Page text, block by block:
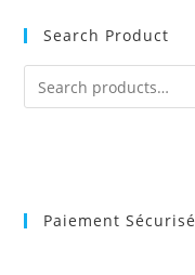
Search Product
Paiement Sécurisé